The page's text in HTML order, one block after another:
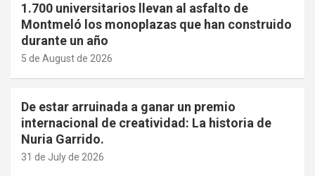
1.700 universitarios llevan al asfalto de
Montmeló los monoplazas que han construido
durante un año
5 de August de 2026
De estar arruinada a ganar un premio
internacional de creatividad: La historia de
Nuria Garrido.
31 de July de 2026